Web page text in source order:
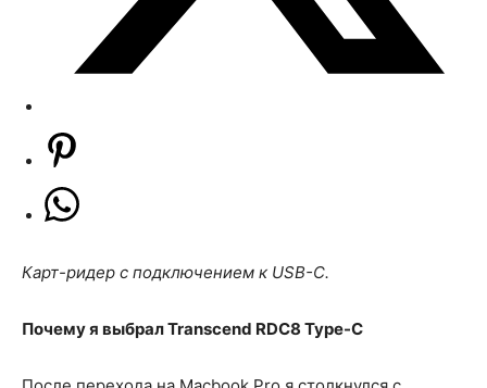
Карт-ридер с подключением к USB-C.
Почему я выбрал Transcend RDC8 Type-C